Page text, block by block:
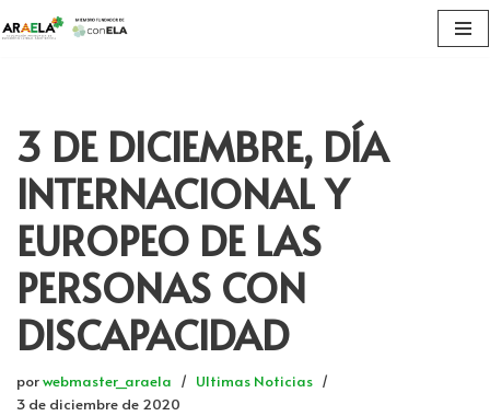
3 DE DICIEMBRE, DÍA
INTERNACIONAL Y
EUROPEO DE LAS
PERSONAS CON
DISCAPACIDAD
porwebmaster_araela
Ultimas Noticias
3 de diciembre de 2020